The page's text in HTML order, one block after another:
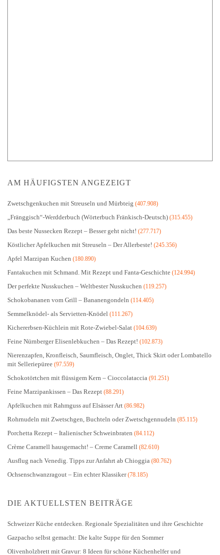
AM HÄUFIGSTEN ANGEZEIGT
Zwetschgenkuchen mit Streuseln und Mürbteig (407.908)
„Fränggisch“-Werdderbuch (Wörterbuch Fränkisch-Deutsch) (315.455)
Das beste Nussecken Rezept – Besser geht nicht! (277.717)
Köstlicher Apfelkuchen mit Streuseln – Der Allerbeste! (245.356)
Apfel Marzipan Kuchen (180.890)
Fantakuchen mit Schmand. Mit Rezept und Fanta-Geschichte (124.994)
Der perfekte Nusskuchen – Weltbester Nusskuchen (119.257)
Schokobananen vom Grill – Bananengondeln (114.405)
Semmelknödel- als Servietten-Knödel (111.267)
Kichererbsen-Küchlein mit Rote-Zwiebel-Salat (104.639)
Feine Nürnberger Elisenlebkuchen – Das Rezept! (102.873)
Nierenzapfen, Kronfleisch, Saumfleisch, Onglet, Thick Skirt oder Lombatello
mit Selleriepüree (97.559)
Schokotörtchen mit flüssigem Kern – Cioccolataccia (91.251)
Feine Marzipankissen – Das Rezept (88.291)
Apfelkuchen mit Rahmguss auf Elsässer Art (86.982)
Rohrnudeln mit Zwetschgen, Buchteln oder Zwetschgennudeln (85.115)
Porchetta Rezept – Italienischer Schweinbraten (84.112)
Crème Caramell hausgemacht! – Creme Caramell (82.610)
Ausflug nach Venedig. Tipps zur Anfahrt ab Chioggia (80.762)
Ochsenschwanzragout – Ein echter Klassiker(78.185)
DIE AKTUELLSTEN BEITRÄGE
Schweizer Küche entdecken. Regionale Spezialitäten und ihre Geschichte
Gazpacho selbst gemacht: Die kalte Suppe für den Sommer
Olivenholzbrett mit Gravur: 8 Ideen für schöne Küchenhelfer und